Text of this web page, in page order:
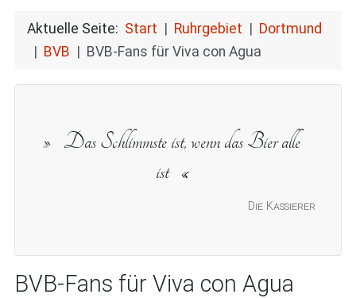
Aktuelle Seite: Start Ruhrgebiet
Dortmund
BVB
BVB-Fans für Viva con Agua
Die Kassierer
Das Schlimmste ist, wenn das Bier alle
ist
BVB-Fans für Viva con Agua